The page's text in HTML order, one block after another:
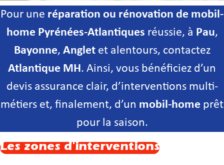
Pour une réparation ou rénovation de mobil-
home Pyrénées-Atlantiques réussie, à Pau,
Bayonne, Angletet alentours, contactez
Atlantique MH . Ainsi, vous bénéficiez d’un
devis assurance clair, d’interventions multi-
métiers et, finalement, d’un mobil-home prêt
pour la saison.
Les zones d'interventions